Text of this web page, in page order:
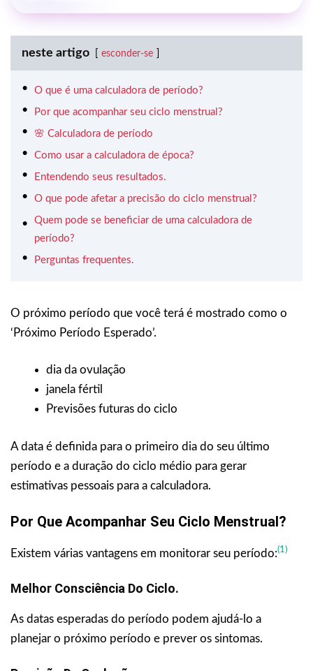
neste artigo esconder-se
O que é uma calculadora de período?
Por que acompanhar seu ciclo menstrual?
🌸 Calculadora de período
Como usar a calculadora de época?
Entendendo seus resultados.
O que pode afetar a precisão do ciclo menstrual?
Quem pode se beneficiar de uma calculadora de
período?
Perguntas frequentes.
O próximo período que você terá é mostrado como o
‘Próximo Período Esperado’.
dia da ovulação
janela fértil
Previsões futuras do ciclo
A data é definida para o primeiro dia do seu último
período e a duração do ciclo médio para gerar
estimativas pessoais para a calculadora.
Por Que Acompanhar Seu Ciclo Menstrual?
Existem várias vantagens em monitorar seu período:(1)
Melhor Consciência Do Ciclo.
As datas esperadas do período podem ajudá-lo a
planejar o próximo período e prever os sintomas.